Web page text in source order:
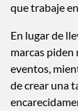
que trabaje
En lugar de
marcas piden
eventos,
de crear una